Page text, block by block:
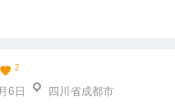
2
6日 四川省成都市